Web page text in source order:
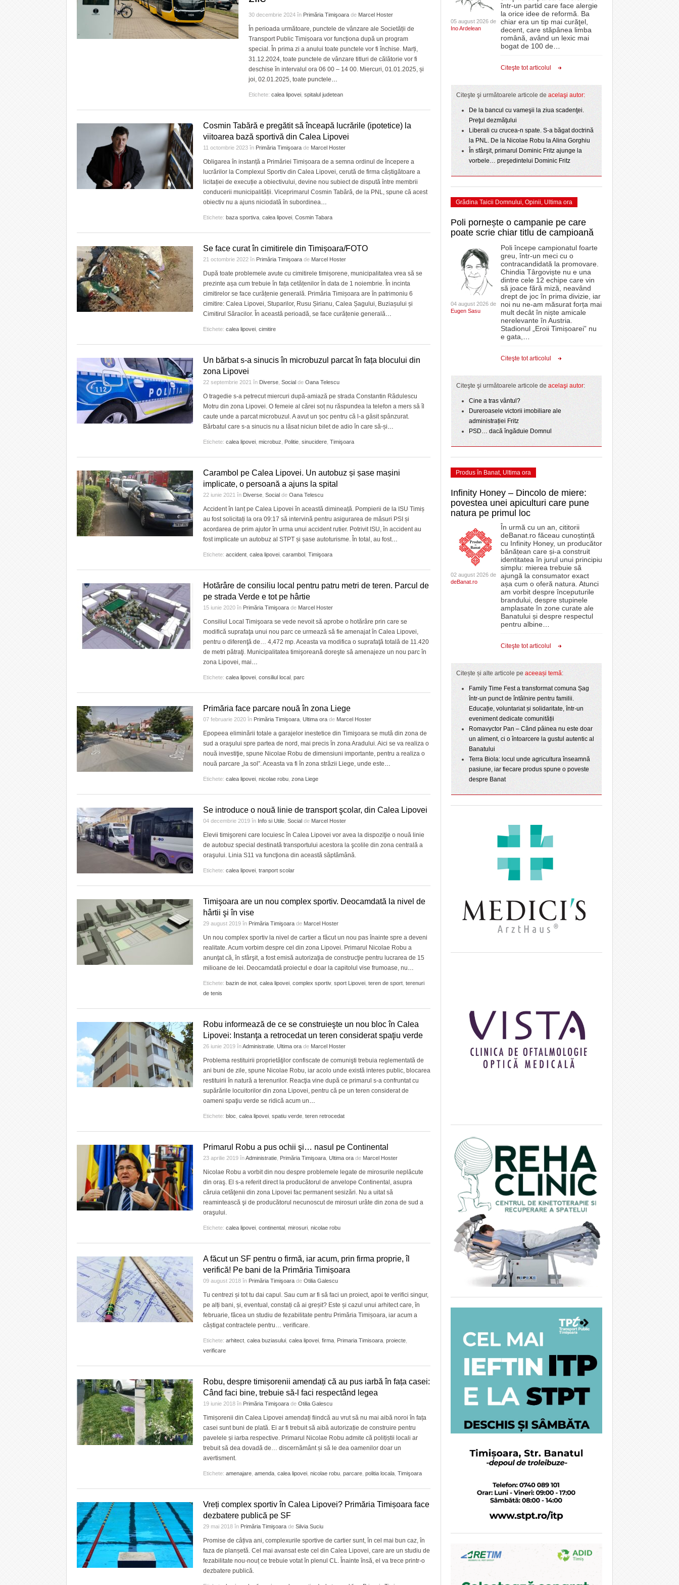
Timișoara are de luni șase noi cetățeni de
onoare/FOTO- 3 August 2026
cazul Dominic Fritz - acum 21 ore
PSD cere Parchetului, Ministerului de Interne şi
ANI să intervină în cazul Dominic Fritz şi să
conteste ordinul prefectului de Timiş
zile
energie, blocată în Parlament din 2022
August 2026
View all
Sezonul marilor speranțe! Politehnica atacă
elita cu un meci tare, în care o nou-promovată
va evolua în fața unei echipe ce a pierdut
dramatic în barajul de promovare
- 3 August 2026
Politehnica încheie cantonamentul cu o victorie
ZIARISTU’ DE
CU OIŞTEA-N
KIERKEGAARD
JOCURI ONLINE
La Muzeul Apei are loc expoziția „Sub semnul
curgerii. Între transparență și permanență” - 4
- 3 August 2026
View all
proiectelor derulate de instituție din fonduri
europene/FOTO
ANAF oferă persoanelor fizice posibilitatea să
beneficieze de Declarația Unică 212
2025
CLIPURI VIDEO
JOCURI ONLINE
DIVERSE
FARMACII DIN
GRĂDINIŢE DIN TIMIŞ
PRIMĂRIILE DIN TIMIŞ
SFATUL MEDICULUI
SFATURI JURIDICE
30 decembrie 2024 în Primăria Timişoara de Marcel Hoster
În perioada următoare, punctele de vânzare ale Societății de
Transport Public Timișoara vor funcționa după un program
special. În prima zi a anului toate punctele vor fi închise. Marți,
31.12.2024, toate punctele de vânzare titluri de călătorie vor fi
deschise în intervalul ora 06 00 – 14 00. Miercuri, 01.01.2025, și
joi, 02.01.2025, toate punctele…
Etichete: calea lipovei spitalul judetean
Cosmin Tabără e pregătit să înceapă lucrările (ipotetice) la
viitoarea bază sportivă din Calea Lipovei
11 octombrie 2023 în Primăria Timişoara de Marcel Hoster
Obligarea în instanță a Primăriei Timișoara de a semna ordinul de începere a
lucrărilor la Complexul Sportiv din Calea Lipovei, cerută de firma câștigătoare a
licitației de execuție a obiectivului, devine nou subiect de dispută între membrii
conducerii municipalității. Viceprimarul Cosmin Tabără, de la PNL, spune că acest
obiectiv nu a ajuns niciodată în subordinea…
Etichete: baza sportiva calea lipovei Cosmin Tabara
Se face curat în cimitirele din Timișoara/FOTO
21 octombrie 2022 în Primăria Timişoara de Marcel Hoster
După toate problemele avute cu cimitirele timișorene, municipalitatea vrea să se
prezinte așa cum trebuie în fața cetățenilor în data de 1 noiembrie. În incinta
cimitirelor se face curățenie generală. Primăria Timișoara are în patrimoniu 6
cimitire: Calea Lipovei, Stuparilor, Rusu Șirianu, Calea Șagului, Buziașului și
Cimitirul Săracilor. În această perioadă, se face curățenie generală…
Etichete: calea lipovei cimitire
Un bărbat s-a sinucis în microbuzul parcat în fața blocului din
zona Lipovei
22 septembrie 2021 în Diverse Social de Oana Telescu
O tragedie s-a petrecut miercuri după-amiază pe strada Constantin Rădulescu
Motru din zona Lipovei. O femeie al cărei soț nu răspundea la telefon a mers să îl
caute unde a parcat microbuzul. A avut un șoc pentru că l-a găsit spânzurat.
Bărbatul care s-a sinucis nu a lăsat niciun bilet de adio în care să-și…
Etichete: calea lipovei microbuz Politie sinucidere Timişoara
Carambol pe Calea Lipovei. Un autobuz și șase mașini
implicate, o persoană a ajuns la spital
22 iunie 2021 în Diverse Social de Oana Telescu
Accident în lanț pe Calea Lipovei în această dimineață. Pompierii de la ISU Timiș
au fost solicitați la ora 09:17 să intervină pentru asigurarea de măsuri PSI și
acordarea de prim ajutor în urma unui accident rutier. Potrivit ISU, în accident au
fost implicate un autobuz al STPT și șase autoturisme. În total, au fost…
Etichete: accident calea lipovei carambol Timişoara
Hotărâre de consiliu local pentru patru metri de teren. Parcul de
pe strada Verde e tot pe hârtie
15 iunie 2020 în Primăria Timişoara de Marcel Hoster
Consiliul Local Timişoara se vede nevoit să aprobe o hotărâre prin care se
modifică suprafaţa unui nou parc ce urmează să fie amenajat în Calea Lipovei,
pentru o diferenţă de… 4,472 mp. Aceasta va modifica o suprafaţă totală de 11.420
de metri pătraţi. Municipalitatea timişoreană doreşte să amenajeze un nou parc în
zona Lipovei, mai…
Etichete: calea lipovei consiliul local parc
Primăria face parcare nouă în zona Liege
07 februarie 2020 în Primăria Timişoara Ultima ora de Marcel Hoster
Epopeea eliminării totale a garajelor inestetice din Timişoara se mută din zona de
sud a oraşului spre partea de nord, mai precis în zona Aradului. Aici se va realiza o
nouă investiţie, spune Nicolae Robu de dimensiuni importante, pentru a realiza o
nouă parcare „la sol”. Aceasta va fi în zona străzii Liege, unde este…
Etichete: calea lipovei nicolae robu zona Liege
Se introduce o nouă linie de transport şcolar, din Calea Lipovei
04 decembrie 2019 în Info si Utile Social de Marcel Hoster
Elevii timişoreni care locuiesc în Calea Lipovei vor avea la dispoziţie o nouă linie
de autobuz special destinată transportului acestora la şcolile din zona centrală a
oraşului. Linia S11 va funcţiona din această săptămână.
Etichete: calea lipovei tranport scolar
Timişoara are un nou complex sportiv. Deocamdată la nivel de
hârtii şi în vise
29 august 2019 în Primăria Timişoara de Marcel Hoster
Un nou complex sportiv la nivel de cartier a făcut un nou pas înainte spre a deveni
realitate. Acum vorbim despre cel din zona Lipovei. Primarul Nicolae Robu a
anunţat că, în sfârşit, a fost emisă autorizaţia de construcţie pentru lucrarea de 15
milioane de lei. Deocamdată proiectul e doar la capitolul vise frumoase, nu…
Etichete: bazin de inot calea lipovei complex sportiv, sport Lipovei teren de sport terenuri
de tenis
Robu informează de ce se construieşte un nou bloc în Calea
Lipovei: Instanţa a retrocedat un teren considerat spaţiu verde
26 iunie 2019 înAdministratie Ultima ora de Marcel Hoster
Problema restituirii proprietăţilor confiscate de comunişti trebuia reglementată de
ani buni de zile, spune Nicolae Robu, iar acolo unde există interes public, blocarea
restituirii în natură a terenurilor. Reacţia vine după ce primarul s-a confruntat cu
supărările locuitorilor din zona Lipovei, pentru că pe un teren considerat de
oameni spaţiu verde se ridică acum un…
Etichete: bloc calea lipovei spatiu verde teren retrocedat
Primarul Robu a pus ochii şi… nasul pe Continental
23 aprilie 2019 înAdministratie Primăria Timişoara Ultima ora de Marcel Hoster
Nicolae Robu a vorbit din nou despre problemele legate de mirosurile neplăcute
din oraş. El s-a referit direct la producătorul de anvelope Continental, asupra
căruia cetăţenii din zona Lipovei fac permanent sesizări. Nu a uitat să
reamintească şi de producătorul necunoscut de mirosuri urâte din zona de sud a
oraşului.
Etichete: calea lipovei continental mirosuri nicolae robu
A făcut un SF pentru o firmă, iar acum, prin firma proprie, îl
verifică! Pe bani de la Primăria Timișoara
09 august 2018 în Primăria Timişoara de Otilia Galescu
Tu centrezi și tot tu dai capul. Sau cum ar fi să faci un proiect, apoi te verifici singur,
pe alți bani, și, eventual, constați că ai greșit? Este și cazul unui arhitect care, în
februarie, făcea un studiu de fezabilitate pentru Primăria Timișoara, iar acum a
câștigat contractele pentru… verificare.
Etichete: arhitect calea buziasului calea lipovei firma Primaria Timisoara proiecte
verificare
Robu, despre timișorenii amendați că au pus iarbă în fața casei:
Când faci bine, trebuie să-l faci respectând legea
19 iunie 2018 în Primăria Timişoara de Otilia Galescu
Timișorenii din Calea Lipovei amendați fiindcă au vrut să nu mai aibă noroi în fața
casei sunt buni de plată. Ei ar fi trebuit să aibă autorizație de construire pentru
pavelele și iarba respective. Primarul Nicolae Robu admite că polițiștii locali ar
trebuit să dea dovadă de… discernământ și să le dea oamenilor doar un
avertisment.
Etichete: amenajare amenda calea lipovei nicolae robu parcare politia locala Timişoara
Vreți complex sportiv în Calea Lipovei? Primăria Timișoara face
dezbatere publică pe SF
29 mai 2018 în Primăria Timişoara de Silvia Suciu
Promise de câțiva ani, complexurile sportive de cartier sunt, în cel mai bun caz, în
faza de planșetă. Cel mai avansat este cel din Calea Lipovei, care are un studiu de
fezabilitate nou-nouț ce trebuie votat în plenul CL. Înainte însă, el va trece printr-o
dezbatere publică.
05 august 2026 de
Ino Ardelean
într-un partid care face alergie
la orice idee de reformă. Ba
chiar era un tip mai curăţel,
decent, care stăpânea limba
română, având un lexic mai
bogat de 100 de
Citeşte tot articolul
Citeşte şi următoarele articole de acelaşi autor:
De la bancul cu vameşii la ziua scadenţei.
Preţul dezmăţului
Liberali cu crucea-n spate. S-a băgat doctrină
la PNL. De la Nicolae Robu la Alina Gorghiu
În sfârşit, primarul Dominic Fritz ajunge la
vorbele… preşedintelui Dominic Fritz
Grădina Taicii Domnului, Opinii, Ultima ora
Poli pornește o campanie pe care
poate scrie chiar titlu de campioană
04 august 2026 de
Eugen Sasu
Poli începe campionatul foarte
greu, într-un meci cu o
contracandidată la promovare.
Chindia Târgoviște nu e una
dintre cele 12 echipe care vin
să joace fără miză, neavând
drept de joc în prima divizie, iar
noi nu ne-am măsurat forța mai
mult decât în niște amicale
nerelevante în Austria.
Stadionul „Eroii Timișoarei” nu
e gata,
Citeşte tot articolul
Citeşte şi următoarele articole de acelaşi autor:
Cine a tras vântul?
Dureroasele victorii imobiliare ale
administrației Fritz
PSD… dacă îngăduie Domnul
Produs în Banat, Ultima ora
Infinity Honey – Dincolo de miere:
povestea unei apiculturi care pune
natura pe primul loc
02 august 2026 de
deBanat.ro
În urmă cu un an, cititorii
deBanat.ro făceau cunoștință
cu Infinity Honey, un producător
bănățean care și-a construit
identitatea în jurul unui principiu
simplu: mierea trebuie să
ajungă la consumator exact
așa cum o oferă natura. Atunci
am vorbit despre începuturile
brandului, despre stupinele
amplasate în zone curate ale
Banatului și despre respectul
pentru albine
Citeşte tot articolul
Citește și alte articole pe aceeași temă:
Family Time Fest a transformat comuna Șag
într-un punct de întâlnire pentru familii.
Educație, voluntariat și solidaritate, într-un
eveniment dedicate comunității
Romavyctor Pan – Când pâinea nu este doar
un aliment, ci o întoarcere la gustul autentic al
Banatului
Terra Biola: locul unde agricultura înseamnă
pasiune, iar fiecare produs spune o poveste
despre Banat